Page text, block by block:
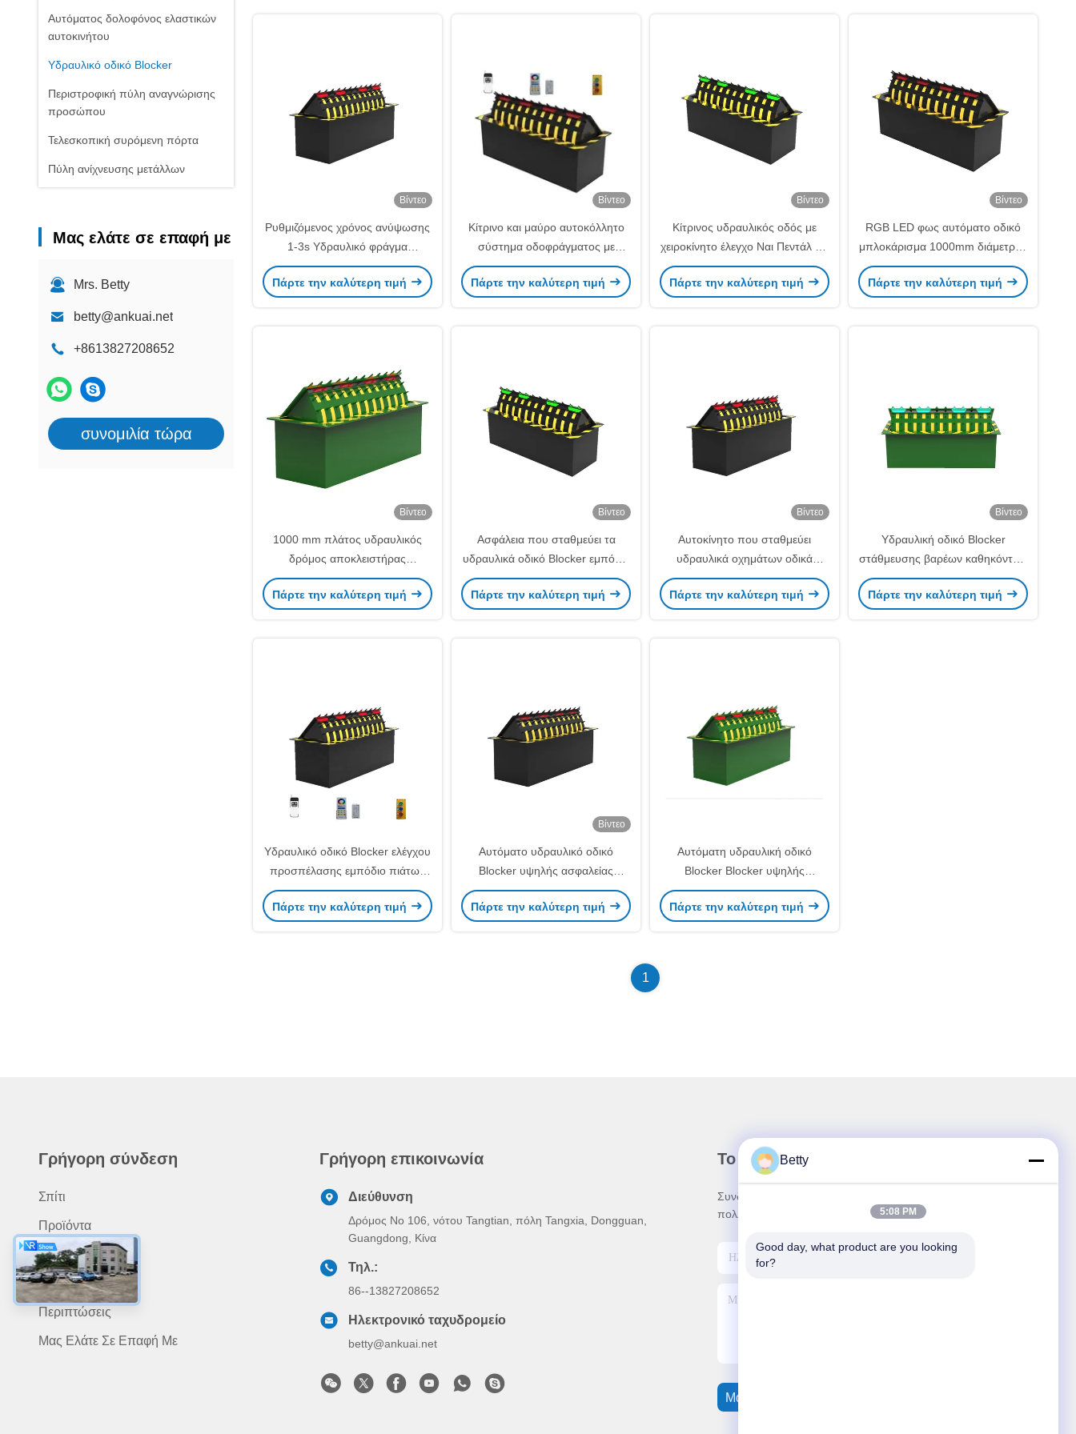
Αυτόματος δολοφόνος ελαστικών
αυτοκινήτου
Υδραυλικό οδικό Blocker
Περιστροφική πύλη αναγνώρισης
προσώπου
Τελεσκοπική συρόμενη πόρτα
Πύλη ανίχνευσης μετάλλων
Μας ελάτε σε επαφή με
Mrs. Betty
betty@ankuai.net
+8613827208652
συνομιλία τώρα
Βίντεο
Ρυθμιζόμενος χρόνος ανύψωσης
1-3s Υδραυλικό φράγμα
ασφαλείας με δύο φορές βαφή
προστασία από τη σκουριά
Πάρτε την καλύτερη τιμή
Βίντεο
Κίτρινο και μαύρο αυτοκόλλητο
σύστημα οδοφράγματος με
προστασία από σκουριά και
διπλή βαφή
Πάρτε την καλύτερη τιμή
Βίντεο
Κίτρινος υδραυλικός οδός με
χειροκίνητο έλεγχο Ναι Πεντάλ και
φως LED RGB Multi Working
Way
Πάρτε την καλύτερη τιμή
Βίντεο
RGB LED φως αυτόματο οδικό
μπλοκάρισμα 1000mm διάμετρος
και πολλαπλός τρόπος εργασίας
Πάρτε την καλύτερη τιμή
Βίντεο
1000 mm πλάτος υδραυλικός
δρόμος αποκλειστήρας
σχεδιασμός αποχέτευσης
16/20/25 mm υλικό πάχος
Πάρτε την καλύτερη τιμή
Βίντεο
Ασφάλεια που σταθμεύει τα
υδραυλικά οδικό Blocker εμπόδια
οχημάτων μερών βαρέων
καθηκόντων ηλεκτρονικά
Πάρτε την καλύτερη τιμή
Βίντεο
Αυτοκίνητο που σταθμεύει
υδραυλικά οχημάτων οδικά
Blockers αύξησης εμποδίων
βαρέων καθηκόντων ηλεκτρονικά
Πάρτε την καλύτερη τιμή
Βίντεο
Υδραυλική οδικό Blocker
στάθμευσης βαρέων καθηκόντων
ηλεκτρονική υψηλή ασφάλεια ένα
εμπόδιο ακίδων τρόπων
Πάρτε την καλύτερη τιμή
Υδραυλικό οδικό Blocker ελέγχου
προσπέλασης εμπόδιο πιάτων
συστημάτων ακίδων κυκλοφορίας
αυτόματο
Πάρτε την καλύτερη τιμή
Βίντεο
Αυτόματο υδραυλικό οδικό
Blocker υψηλής ασφαλείας
εμπόδιο οδικών ακίδων
κυκλοφορίας ακίδων
Πάρτε την καλύτερη τιμή
Αυτόματη υδραυλική οδικό
Blocker Blocker υψηλής
ασφαλείας κυκλοφορίας ακίδων
οδικό μηχανή
Πάρτε την καλύτερη τιμή
1
Γρήγορη σύνδεση
Σπίτι
Προϊόντα
Περίπου Εμείς
Ειδήσεις
Περιπτώσεις
Μας Ελάτε Σε Επαφή Με
Γρήγορη επικοινωνία
Διεύθυνση
Δρόμος Νο 106, νότου Tangtian, πόλη Tangxia, Dongguan,
Guangdong, Κίνα
Τηλ.:
86--13827208652
Ηλεκτρονικό ταχυδρομείο
betty@ankuai.net
Το Δελτίο Ενημέρωσης
Συνδρομηθείτε στο ενημερωτικό μας δελτίο για εκπτώσεις και
πολλά άλλα.
Μας Ελάτε Σε Επαφή Με
Betty
5:08 PM
Good day, what product are you looking
for?